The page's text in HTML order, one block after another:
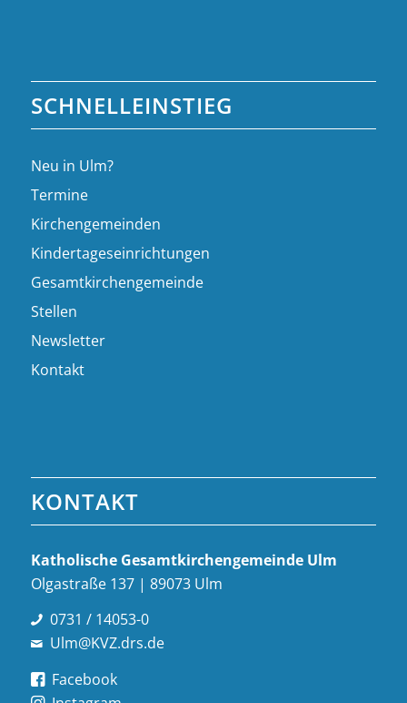
SCHNELLEINSTIEG
Neu in Ulm?
Termine
Kirchengemeinden
Kindertageseinrichtungen
Gesamtkirchengemeinde
Stellen
Newsletter
Kontakt
KONTAKT
Katholische Gesamt­kirchen­gemeinde Ulm
Olgastraße 137 | 89073 Ulm
0731 / 14053-0
Ulm@KVZ.drs.de
Facebook